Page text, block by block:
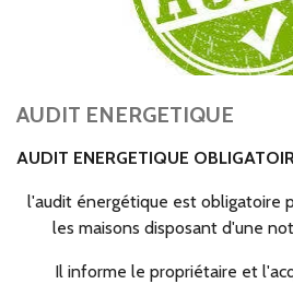
AUDIT ENERGETIQUE
AUDIT ENERGETIQUE
l'audit énergétique est obligatoire
les maisons disposant d'une
Il informe le propriétaire et